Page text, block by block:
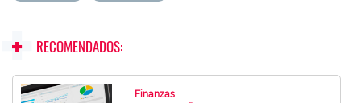
RECOMENDADOS:
Finanzas